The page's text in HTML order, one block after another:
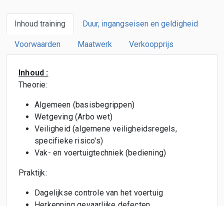
Inhoud training Duur, ingangseisen en geldigheid
Voorwaarden Maatwerk Verkoopprijs
Inhoud :
Theorie:
Algemeen (basisbegrippen)
Wetgeving (Arbo wet)
Veiligheid (algemene veiligheidsregels,
specifieke risico's)
Vak- en voertuigtechniek (bediening)
Praktijk:
Dagelijkse controle van het voertuig